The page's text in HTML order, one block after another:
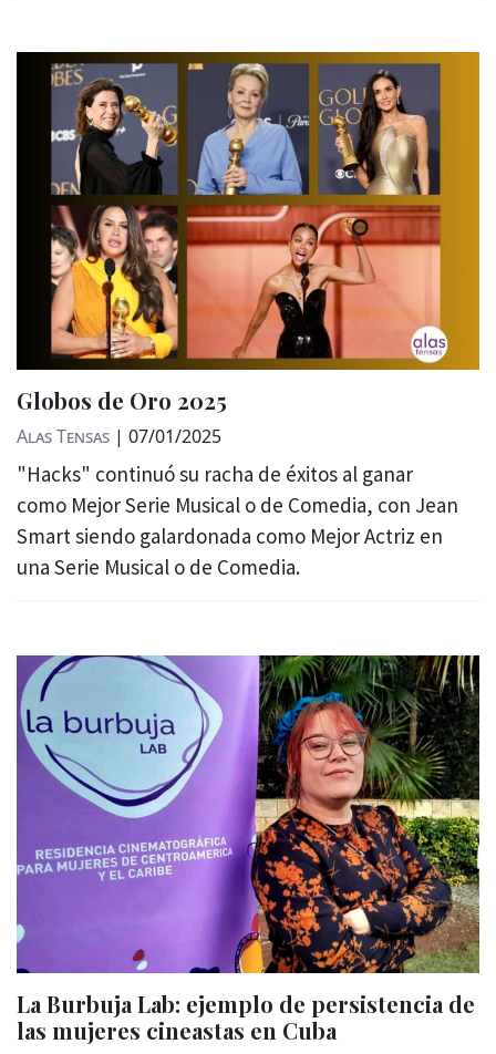
Globos de Oro 2025
Alas Tensas | 07/01/2025
"Hacks" continuó su racha de éxitos al ganar
como Mejor Serie Musical o de Comedia, con Jean
Smart siendo galardonada como Mejor Actriz en
una Serie Musical o de Comedia.
La Burbuja Lab: ejemplo de persistencia de
las mujeres cineastas en Cuba